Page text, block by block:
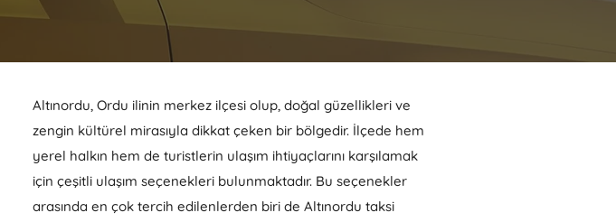
Altınordu, Ordu ilinin merkez ilçesi olup, doğal güzellikleri ve
zengin kültürel mirasıyla dikkat çeken bir bölgedir. İlçede hem
yerel halkın hem de turistlerin ulaşım ihtiyaçlarını karşılamak
için çeşitli ulaşım seçenekleri bulunmaktadır. Bu seçenekler
arasında en çok tercih edilenlerden biri de Altınordu taksi